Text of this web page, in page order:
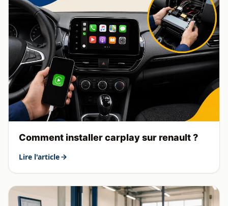
Comment installer carplay sur renault ?
Lire l'article